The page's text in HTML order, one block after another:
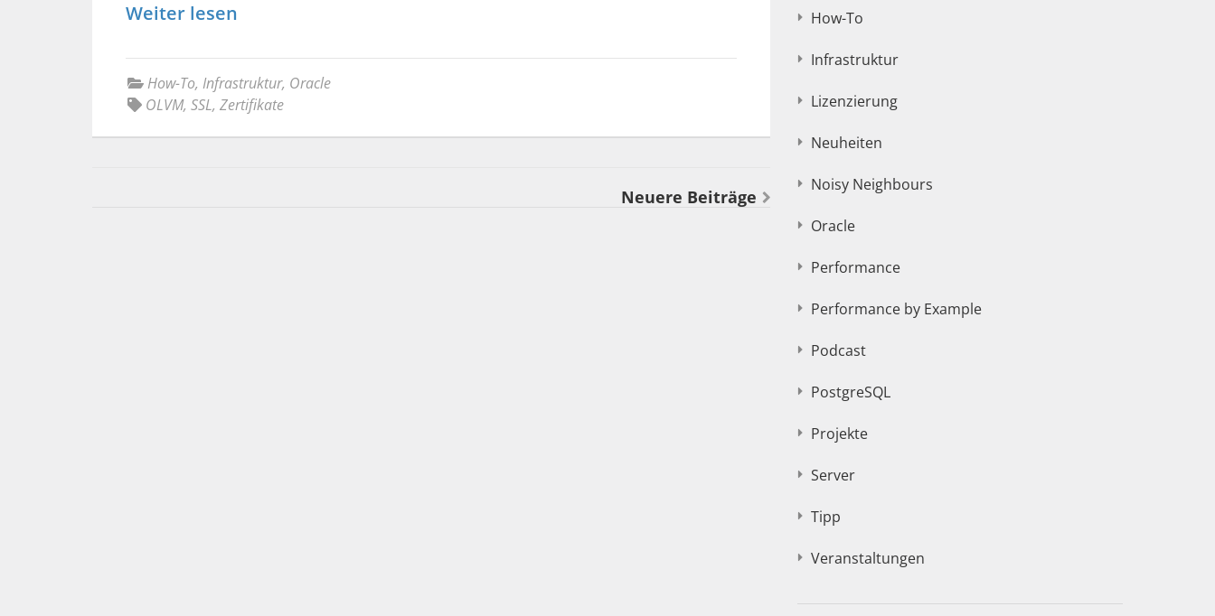
Weiter lesen
How-To, Infrastruktur, Oracle
OLVM, SSL, Zertifikate
Neuere Beiträge
How-To
Infrastruktur
Lizenzierung
Neuheiten
Noisy Neighbours
Oracle
Performance
Performance by Example
Podcast
PostgreSQL
Projekte
Server
Tipp
Veranstaltungen